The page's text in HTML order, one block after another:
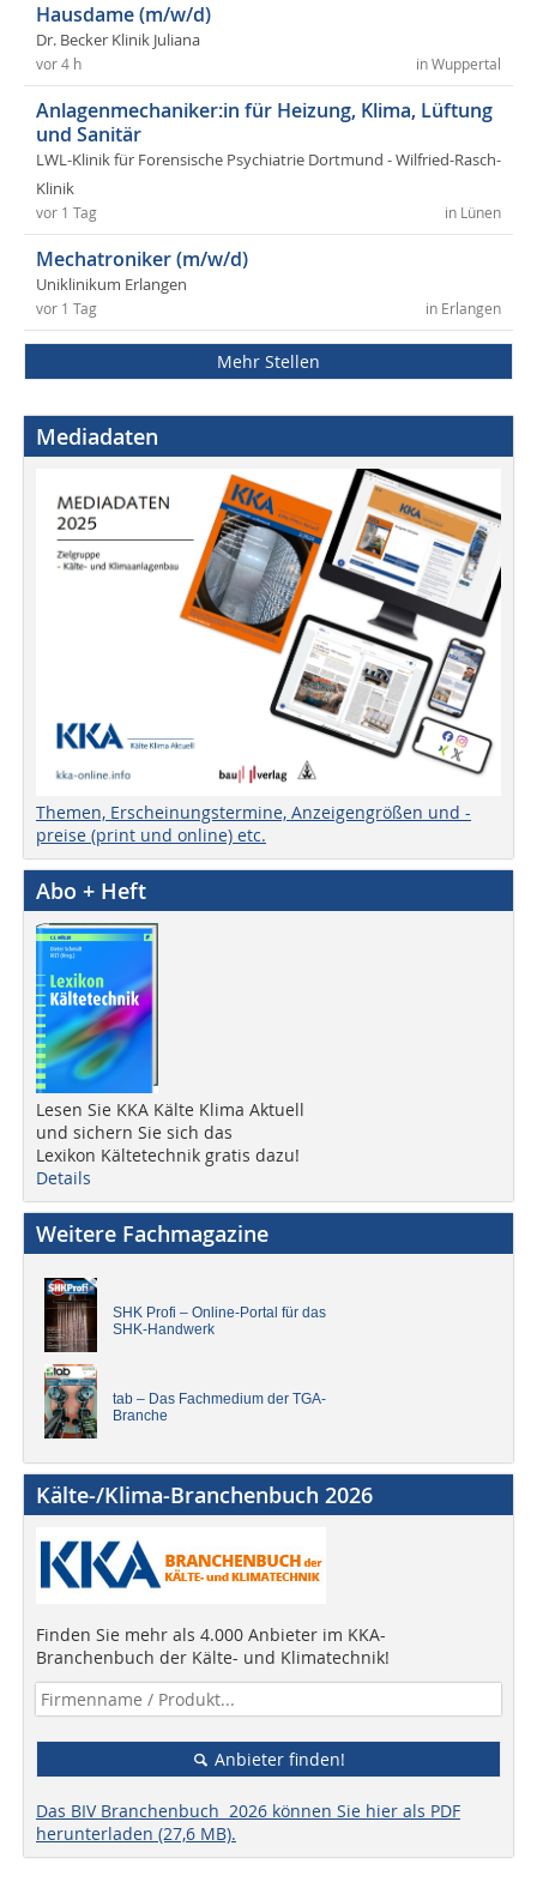
Hausdame (m/w/d)
Dr. Becker Klinik Juliana
in Wuppertal
vor 4 h
Anlagenmechaniker:in für Heizung, Klima, Lüftung
und Sanitär
LWL-Klinik für Forensische Psychiatrie Dortmund - Wilfried-Rasch-
Klinik
in Lünen
vor 1 Tag
Mechatroniker (m/w/d)
Uniklinikum Erlangen
in Erlangen
vor 1 Tag
Mehr Stellen
Mediadaten
Themen, Erscheinungstermine, Anzeigengrößen und -
preise (print und online) etc.
Abo + Heft
Lesen Sie KKA Kälte Klima Aktuell
und sichern Sie sich das
Lexikon Kältetechnik gratis dazu!
Details
Weitere Fachmagazine
SHK Profi – Online-Portal für das
SHK-Handwerk
tab – Das Fachmedium der TGA-
Branche
Kälte-/Klima-Branchenbuch 2026
Finden Sie mehr als 4.000 Anbieter im KKA-
Branchenbuch der Kälte- und Klimatechnik!
Anbieter finden!
Das BIV Branchenbuch 2026 können Sie hier als PDF
herunterladen (27,6 MB).